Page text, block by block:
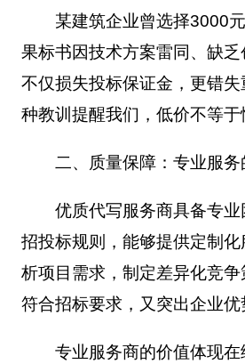
某建筑企业曾选择3000
果标书因技术方案雷同、缺乏
不仅损失投标保证金，更错
种教训提醒我们，低价不等于
二、质量保障：专业服
优质代写服务商具备专
招投标规则，能够提供定制
析项目需求，制定差异化竞
符合招标要求，又突出企业优
专业服务商的价值体现